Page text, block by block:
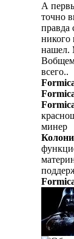
А
точно
правда
никого
нашел.
Вобщем
всего..
минер